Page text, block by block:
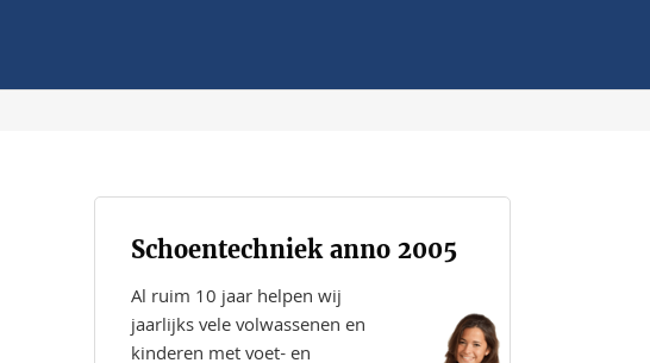
Schoentechniek anno 2005
Al ruim 10 jaar helpen wij
jaarlijks vele volwassenen en
kinderen met voet- en